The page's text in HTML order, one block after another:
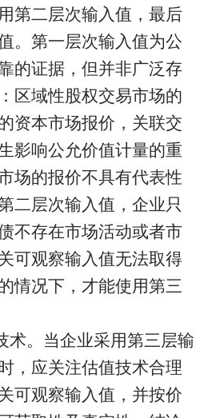
第二层次输入值，最后
。第一层次输入值为公
的证据，但并非广泛存
区域性股权交易市场的
资本市场报价，关联交
影响公允价值计量的重
场的报价不具有代表性
二层次输入值，企业只
不存在市场活动或者市
可观察输入值无法取得
情况下，才能使用第三
。当企业采用第三层输
，应关注估值技术合理
可观察输入值，并按价